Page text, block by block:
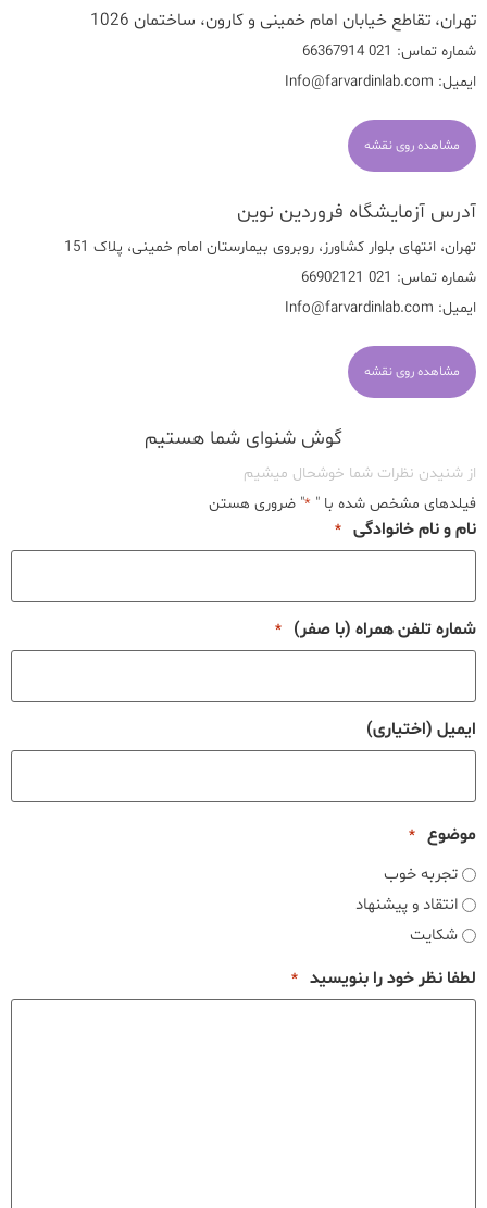
تهران، تقاطع خیابان امام خمینی و کارون، ساختمان 1026
شماره تماس: 021 66367914
ایمیل: Info@farvardinlab.com
مشاهده روی نقشه
آدرس آزمایشگاه فروردین نوین
تهران، انتهای بلوار کشاورز، روبروی بیمارستان امام خمینی، پلاک 151
شماره تماس: 021 66902121
ایمیل: Info@farvardinlab.com
مشاهده روی نقشه
گوش شنوای شما هستیم
از شنیدن نظرات شما خوشحال میشیم
فیلدهای مشخص شده با " *" ضروری هستن
نام و نام خانوادگی *
شماره تلفن همراه (با صفر) *
ایمیل (اختیاری)
موضوع *
تجربه خوب
انتقاد و پیشنهاد
شکایت
لطفا نظر خود را بنویسید *